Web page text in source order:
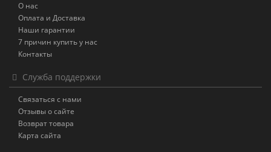
О нас
Оплата и Доставка
Наши гарантии
7 причин купить у нас
Контакты
Служба поддержки
Связаться с нами
Отзывы о сайте
Возврат товара
Карта сайта